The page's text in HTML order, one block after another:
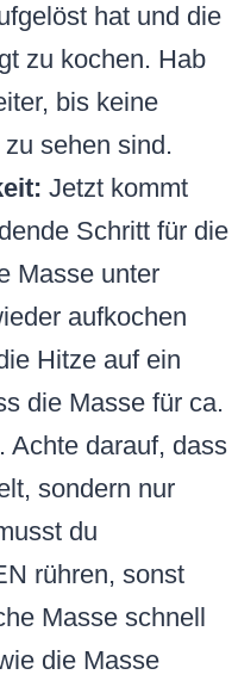
hat und die
zu kochen. Hab
bis keine
sehen sind.
Jetzt kommt
Schritt für die
Masse unter
aufkochen
Hitze auf ein
die Masse für ca.
Achte darauf, dass
sondern nur
du
rühren, sonst
Masse schnell
die Masse